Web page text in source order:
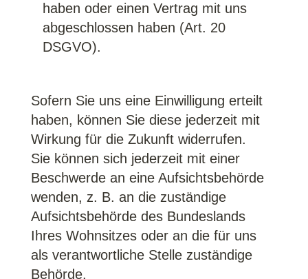
haben oder einen Vertrag mit uns
abgeschlossen haben (Art. 20
DSGVO).
Sofern Sie uns eine Einwilligung erteilt
haben, können Sie diese jederzeit mit
Wirkung für die Zukunft widerrufen.
Sie können sich jederzeit mit einer
Beschwerde an eine Aufsichtsbehörde
wenden, z. B. an die zuständige
Aufsichtsbehörde des Bundeslands
Ihres Wohnsitzes oder an die für uns
als verantwortliche Stelle zuständige
Behörde.